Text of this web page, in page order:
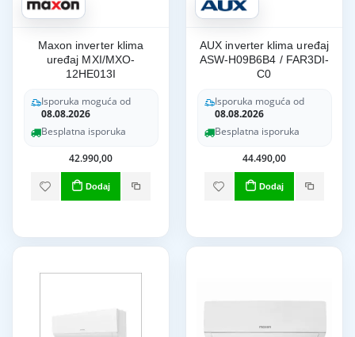
Maxon inverter klima
uređaj MXI/MXO-
12HE013I
Isporuka moguća od
08.08.2026
Besplatna isporuka
42.990,00
Dodaj
AUX inverter klima uređaj
ASW-H09B6B4 / FAR3DI-
C0
Isporuka moguća od
08.08.2026
Besplatna isporuka
44.490,00
Dodaj